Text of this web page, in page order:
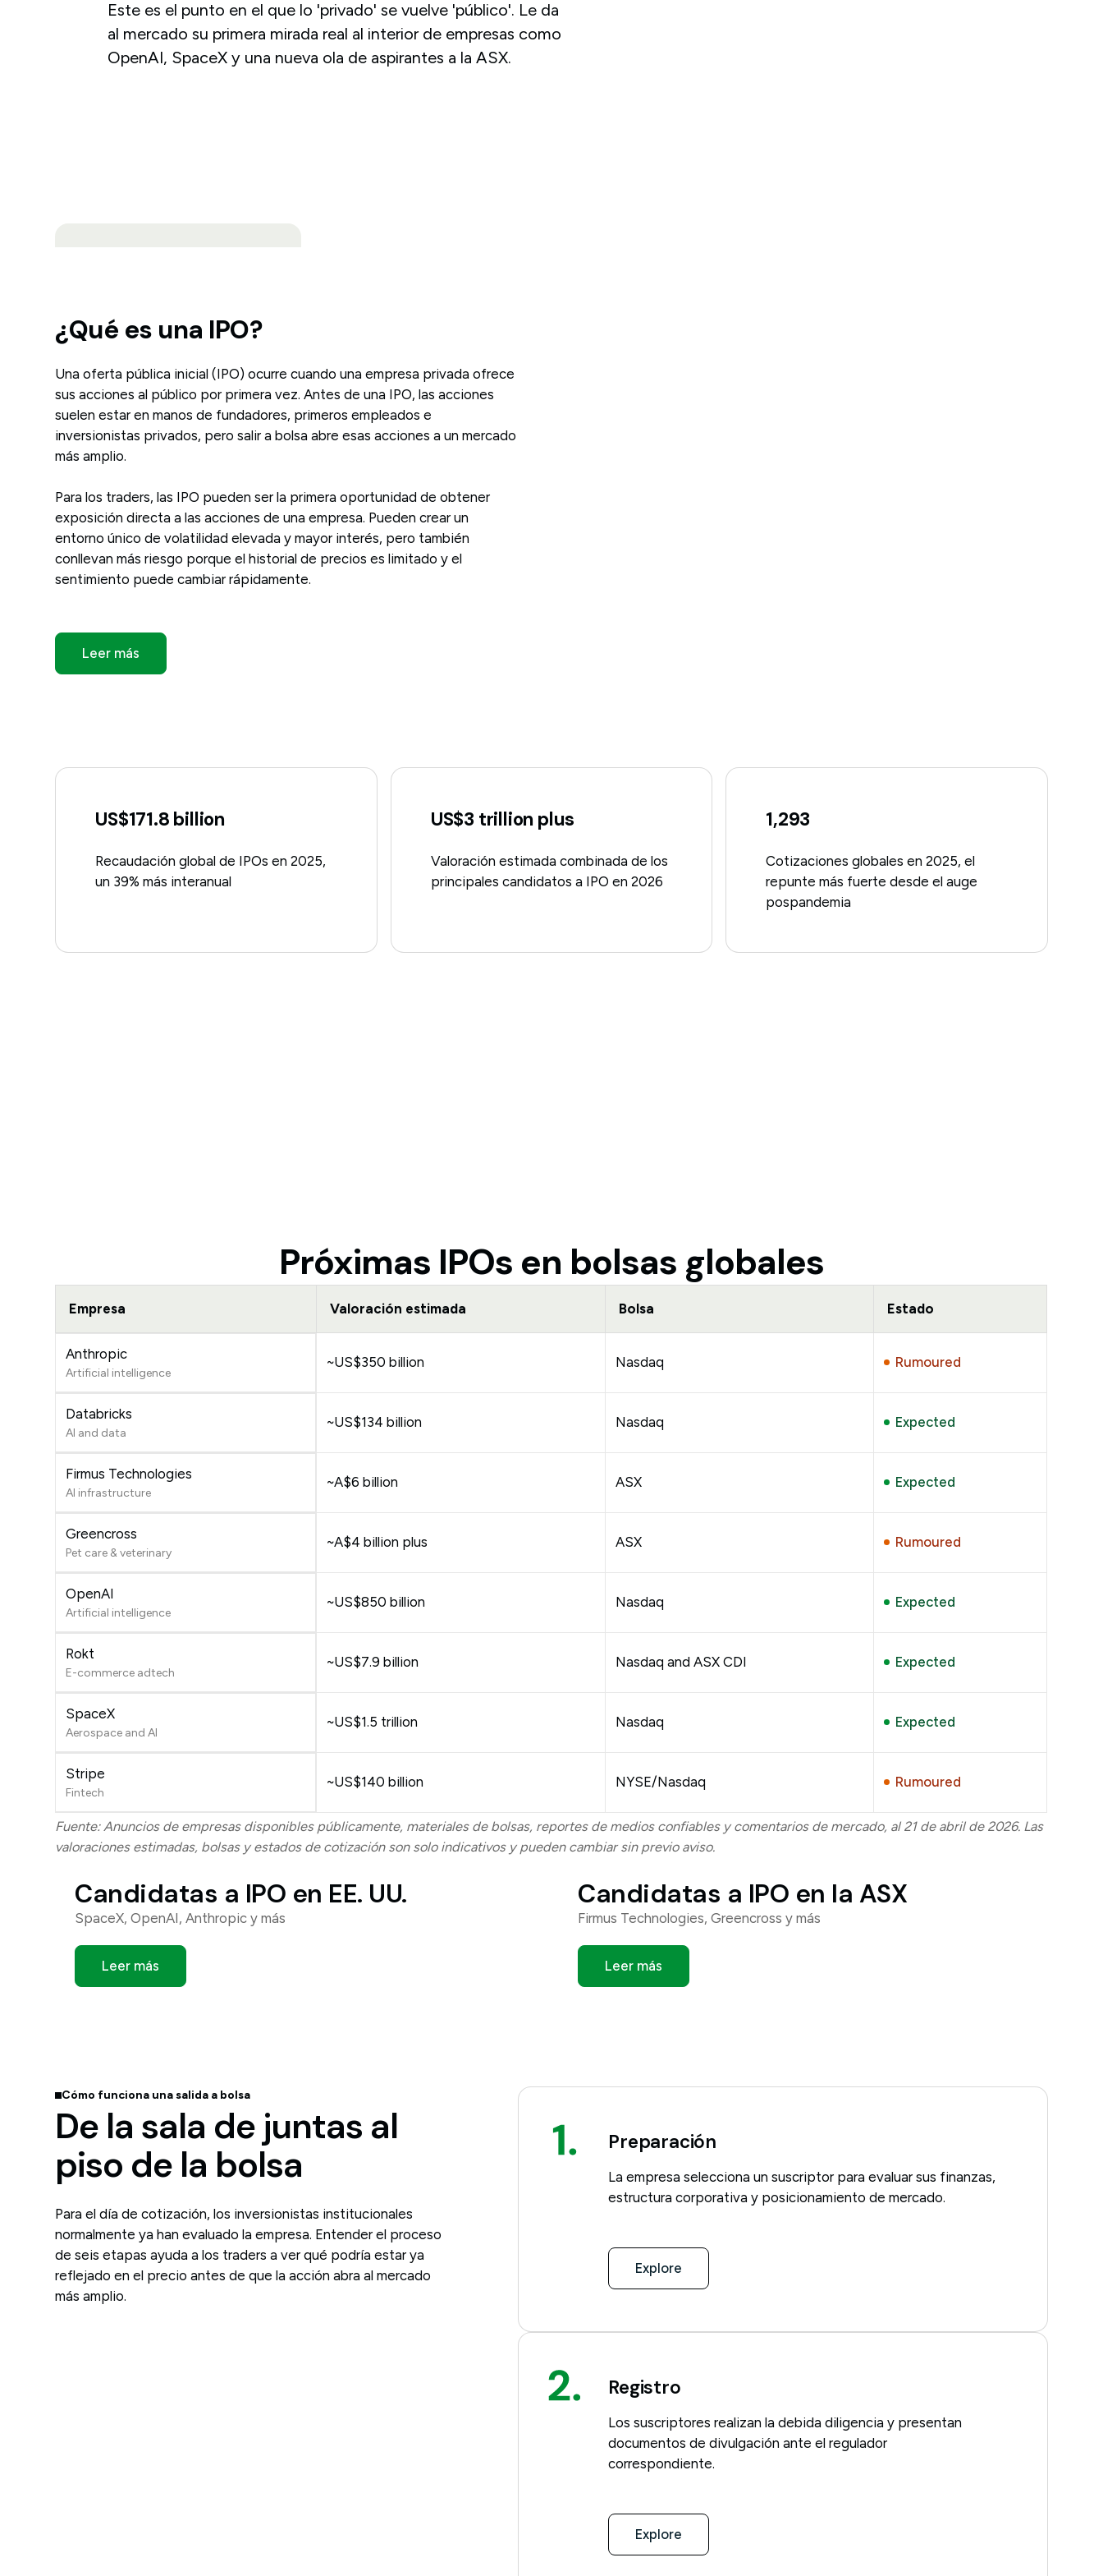
Este es el punto en el que lo 'privado' se vuelve 'público'. Le da
al mercado su primera mirada real al interior de empresas como
OpenAI, SpaceX y una nueva ola de aspirantes a la ASX.
¿Qué es una IPO?
Una oferta pública inicial (IPO) ocurre cuando una empresa privada ofrece
sus acciones al público por primera vez. Antes de una IPO, las acciones
suelen estar en manos de fundadores, primeros empleados e
inversionistas privados, pero salir a bolsa abre esas acciones a un mercado
más amplio.
Para los traders, las IPO pueden ser la primera oportunidad de obtener
exposición directa a las acciones de una empresa. Pueden crear un
entorno único de volatilidad elevada y mayor interés, pero también
conllevan más riesgo porque el historial de precios es limitado y el
sentimiento puede cambiar rápidamente.
Leer más
US$171.8 billion
Recaudación global de IPOs en 2025,
un 39% más interanual
US$3 trillion plus
Valoración estimada combinada de los
principales candidatos a IPO en 2026
1,293
Cotizaciones globales en 2025, el
repunte más fuerte desde el auge
pospandemia
Próximas IPOs en bolsas globales
Empresa Valoración estimada Bolsa Estado
Anthropic
Artificial intelligence
~US$350 billion Nasdaq Rumoured
Databricks
AI and data
~US$134 billion Nasdaq Expected
Firmus Technologies
AI infrastructure
~A$6 billion ASX Expected
Greencross
Pet care & veterinary
~A$4 billion plus ASX Rumoured
OpenAI
Artificial intelligence
~US$850 billion Nasdaq Expected
Rokt
E-commerce adtech
~US$7.9 billion Nasdaq and ASX CDI Expected
SpaceX
Aerospace and AI
~US$1.5 trillion Nasdaq Expected
Stripe
Fintech
~US$140 billion NYSE/Nasdaq Rumoured
Fuente: Anuncios de empresas disponibles públicamente, materiales de bolsas, reportes de medios confiables y comentarios de mercado, al 21 de abril de 2026. Las
valoraciones estimadas, bolsas y estados de cotización son solo indicativos y pueden cambiar sin previo aviso.
Candidatas a IPO en EE. UU.
SpaceX, OpenAI, Anthropic y más
Leer más
Candidatas a IPO en la ASX
Firmus Technologies, Greencross y más
Leer más
Cómo funciona una salida a bolsa
De la sala de juntas al
piso de la bolsa
Para el día de cotización, los inversionistas institucionales
normalmente ya han evaluado la empresa. Entender el proceso
de seis etapas ayuda a los traders a ver qué podría estar ya
reflejado en el precio antes de que la acción abra al mercado
más amplio.
Preparación
La empresa selecciona un suscriptor para evaluar sus finanzas,
estructura corporativa y posicionamiento de mercado.
Explore
Registro
Los suscriptores realizan la debida diligencia y presentan
documentos de divulgación ante el regulador
correspondiente.
Explore